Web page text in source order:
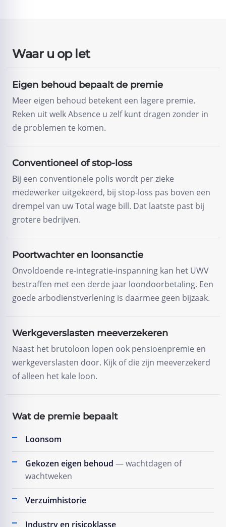
Waar u op let
Eigen behoud bepaalt de premie
Meer eigen behoud betekent een lagere premie.
Reken uit welk Absence u zelf kunt dragen zonder in
de problemen te komen.
Conventioneel of stop-loss
Bij een conventionele polis wordt per zieke
medewerker uitgekeerd, bij stop-loss pas boven een
drempel van uw Total wage bill. Dat laatste past bij
grotere bedrijven.
Poortwachter en loonsanctie
Onvoldoende re-integratie-inspanning kan het UWV
bestraffen met een derde jaar loondoorbetaling. Een
goede arbodienstverlening is daarmee geen bijzaak.
Werkgeverslasten meeverzekeren
Naast het brutoloon lopen ook pensioenpremie en
werkgeverslasten door. Kijk of die zijn meeverzekerd
of alleen het kale loon.
Wat de premie bepaalt
Loonsom
Gekozen eigen behoud — wachtdagen of
wachtweken
Verzuimhistorie
Industry en risicoklasse